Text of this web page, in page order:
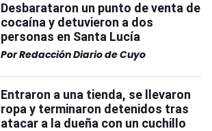
Desbarataron un punto de venta de
cocaína y detuvieron a dos
personas en Santa Lucía
PorRedacción Diario de Cuyo
Entraron a una tienda, se llevaron
ropa y terminaron detenidos tras
atacar a la dueña con un cuchillo